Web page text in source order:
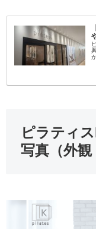
ピラティ
写真（外観